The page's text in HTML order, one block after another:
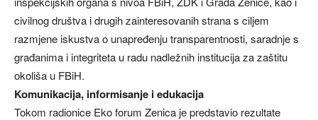
civilnog društva i drugih zainteresovanih strana s ciljem
razmjene iskustva o unapređenju transparentnosti, saradnje s
građanima i integriteta u radu nadležnih institucija za zaštitu
okoliša u FBiH.
Komunikacija, informisanje i edukacija
Tokom radionice Eko forum Zenica je predstavio rezultate